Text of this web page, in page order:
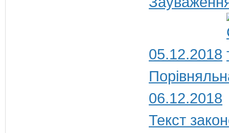
05.12.2018
06.12.2018
Текст